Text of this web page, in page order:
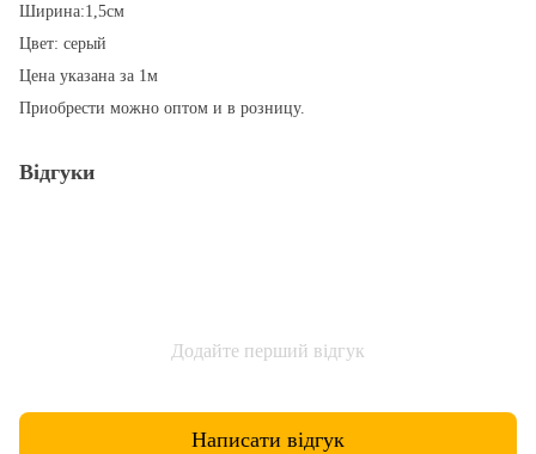
Ширина:1,5см
Цвет: серый
Цена указана за 1м
Приобрести можно оптом и в розницу.
Відгуки
Додайте перший відгук
Написати відгук